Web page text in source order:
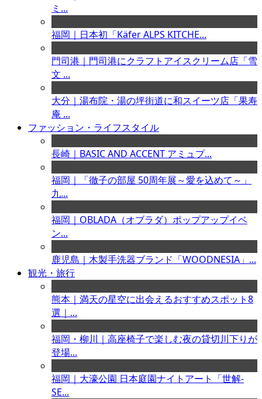
ミ...
福岡｜日本初「Käfer ALPS KITCHE...
門司港｜門司港にクラフトアイスクリーム店「雪
文 ...
大分｜湯布院・湯の坪街道に和スイーツ店「果寿
庵 ...
ファッション・ライフスタイル
長崎｜BASIC AND ACCENT アミュプ...
福岡｜「徹子の部屋 50周年展～愛を込めて～」
九...
福岡｜OBLADA（オブラダ）ポップアップイベ
ン...
鹿児島｜木製手洗器ブランド「WOODNESIA」...
観光・旅行
熊本｜満天の星空に出会えるおすすめスポット8
選｜...
福岡・柳川｜高座椅子で楽しむ夜の貸切川下りが
登場...
福岡｜大濠公園 日本庭園ナイトアート「世解-
SE...